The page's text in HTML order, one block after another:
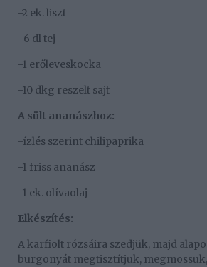
-2 ek. liszt
-6 dl tej
-1 erőleveskocka
-10 dkg reszelt sajt
A sült ananászhoz:
-ízlés szerint chilipaprika
-1 friss ananász
-1 ek. olívaolaj
Elkészítés:
A karfiolt rózsáira szedjük, majd
burgonyát megtisztítjuk,